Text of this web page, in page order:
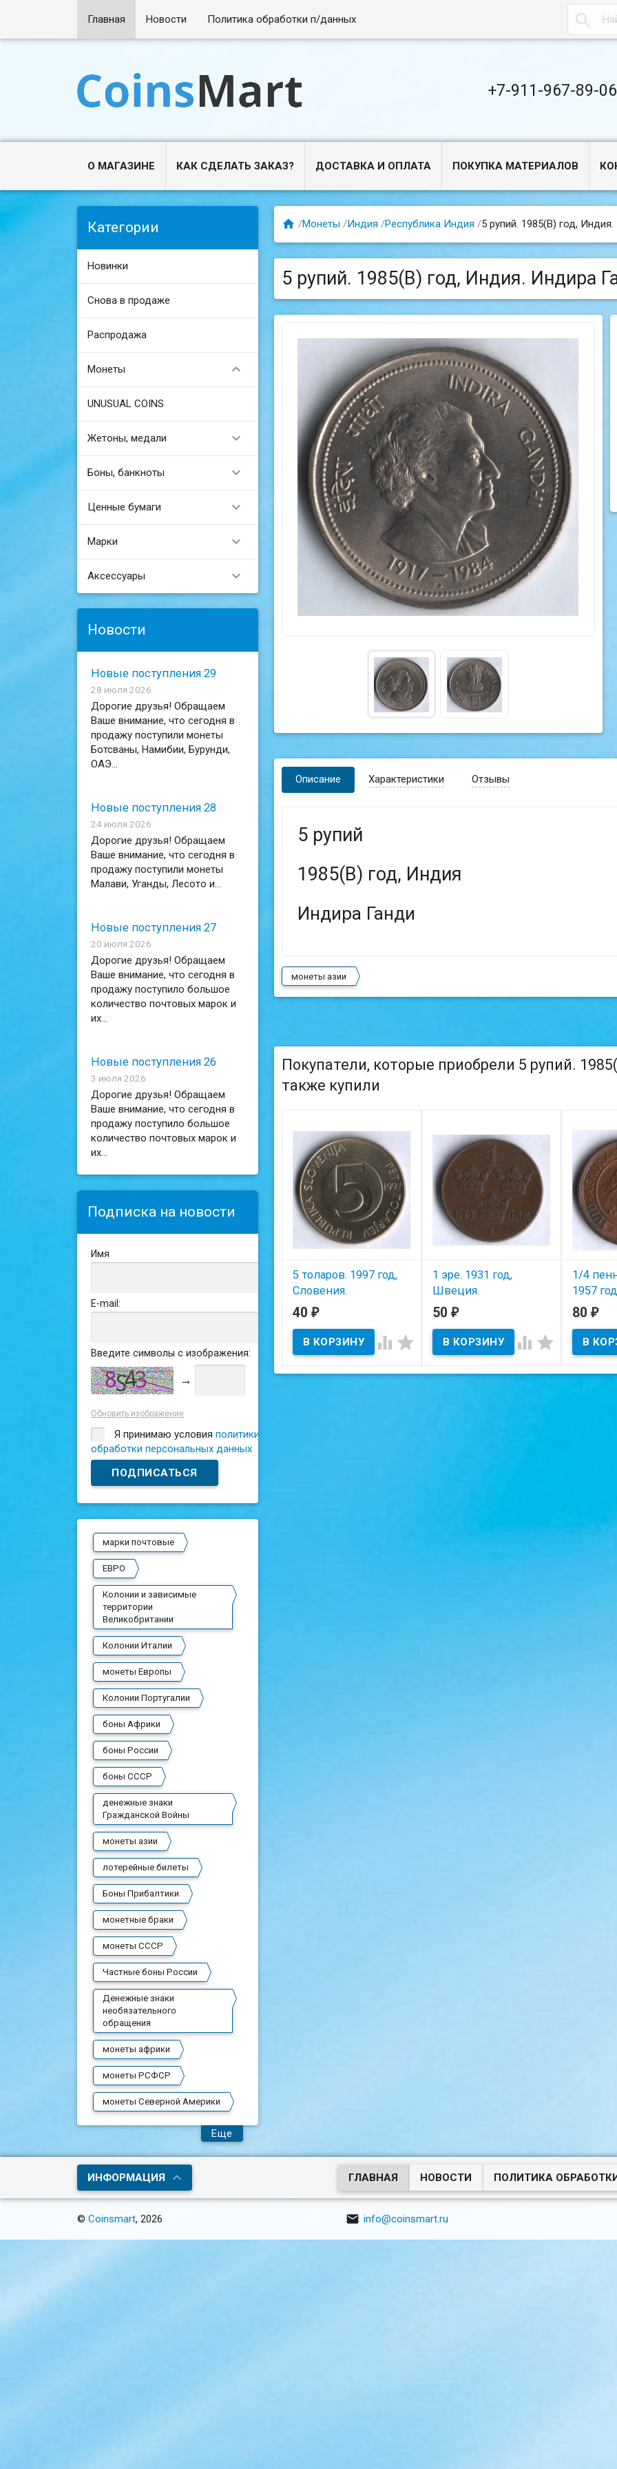
Главная Новости Политика обработки п/данных 
+7-911-967-89-06
О МАГАЗИНЕ КАК СДЕЛАТЬ ЗАКАЗ? ДОСТАВКА И ОПЛАТА ПОКУПКА МАТЕРИАЛОВ
Категории
Новинки
Снова в продаже
Распродажа
Монеты 
UNUSUAL COINS
Жетоны, медали 
Боны, банкноты 
Ценные бумаги 
Марки 
Аксессуары 
Новости
Новые поступления 29
28 июля 2026
Дорогие друзья! Обращаем
Ваше внимание, что сегодня в
продажу поступили монеты
Ботсваны, Намибии, Бурунди,
ОАЭ...
Новые поступления 28
24 июля 2026
Дорогие друзья! Обращаем
Ваше внимание, что сегодня в
продажу поступили монеты
Малави, Уганды, Лесото и...
Новые поступления 27
20 июля 2026
Дорогие друзья! Обращаем
Ваше внимание, что сегодня в
продажу поступило большое
количество почтовых марок и
их...
Новые поступления 26
3 июля 2026
Дорогие друзья! Обращаем
Ваше внимание, что сегодня в
продажу поступило большое
количество почтовых марок и
их...
Подписка на новости
Имя
E-mail:
Введите символы с изображения:
→
Обновить изображение
Я принимаю условияполитики
обработки персональных данных
марки почтовые
ЕВРО
Колонии и зависимые
территории
Великобритании
Колонии Италии
монеты Европы
Колонии Португалии
боны Африки
боны России
боны СССР
денежные знаки
Гражданской Войны
монеты азии
лотерейные билеты
Боны Прибалтики
монетные браки
монеты СССР
Частные боны России
Денежные знаки
необязательного
обращения
монеты африки
монеты РСФСР
монеты Северной Америки
Еще
 /Монеты /Индия /Республика Индия /5 рупий. 1985(B) год,
5 рупий. 1985(B) год, Индия. Индира
Описание Характеристики Отзывы
5 рупий
1985(B) год, Индия
Индира Ганди
монеты азии
Покупатели, которые приобрели 5 рупий.
также купили
5 толаров. 1997 год,
Словения.
В наличии
Состояние на скане.
40 ₽
 
1 эре. 1931 год,
Швеция.
В наличии
Состояние на скане.
50 ₽
 
1/4
1957
Африка.
В
80 ₽
ИНФОРМАЦИЯ ГЛАВНАЯ НОВОСТИ ПОЛИТИКА
©Coinsmart, 2026  info@coinsmart.ru